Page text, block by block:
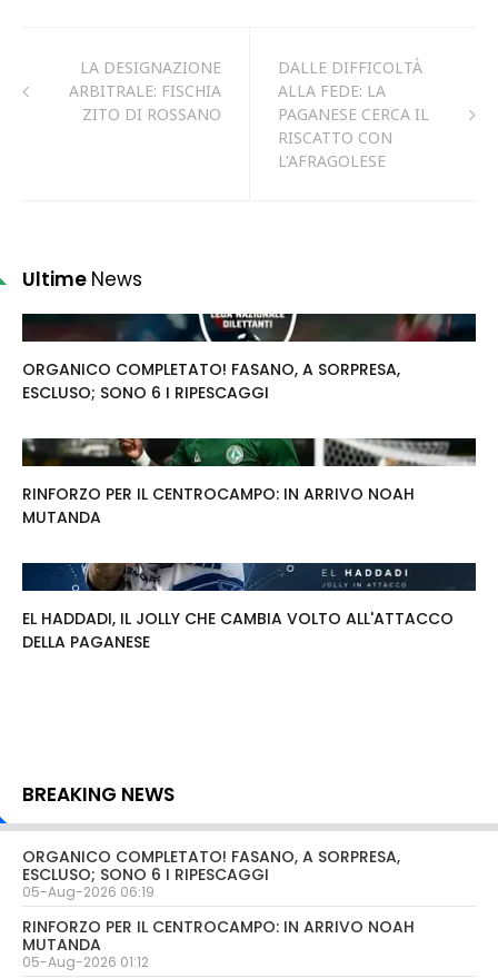
LA DESIGNAZIONE
ARBITRALE: FISCHIA
ZITO DI ROSSANO
DALLE DIFFICOLTÀ
ALLA FEDE: LA
PAGANESE CERCA IL
RISCATTO CON
L'AFRAGOLESE
Ultime News
ORGANICO COMPLETATO! FASANO, A SORPRESA,
ESCLUSO; SONO 6 I RIPESCAGGI
RINFORZO PER IL CENTROCAMPO: IN ARRIVO NOAH
MUTANDA
EL HADDADI, IL JOLLY CHE CAMBIA VOLTO ALL'ATTACCO
DELLA PAGANESE
BREAKING NEWS
ORGANICO COMPLETATO! FASANO, A SORPRESA,
ESCLUSO; SONO 6 I RIPESCAGGI
05-Aug-2026 06:19
RINFORZO PER IL CENTROCAMPO: IN ARRIVO NOAH
MUTANDA
05-Aug-2026 01:12